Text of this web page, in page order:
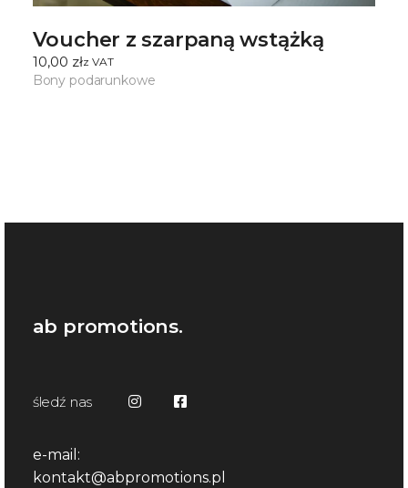
Voucher z szarpaną wstążką
10,00 złㅤz VAT
Bony podarunkowe
ab promotions.
śledź nas
e-mail:
kontakt@abpromotions.pl